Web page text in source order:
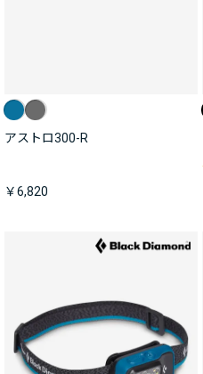
アストロ300-R
￥6,820